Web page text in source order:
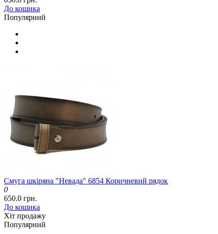
До кошика
Популярний
Смуга шкіряна "Невада" 6854 Коричневий рядок
0
650.0 грн.
До кошика
Хіт продажу
Популярний